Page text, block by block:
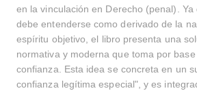
en la vinculación en Derecho (penal). Ya
debe entenderse como derivado de la
espíritu objetivo, el libro presenta una
normativa y moderna que toma por
confianza. Esta idea se concreta en un
confianza legítima especial", y es